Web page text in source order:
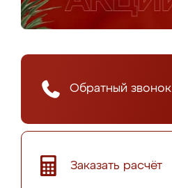
Обратный звонок
Заказать расчёт